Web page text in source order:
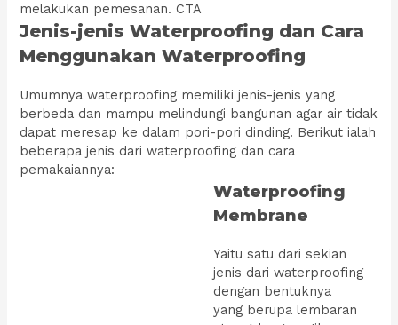
melakukan pemesanan. CTA
Jenis-jenis Waterproofing dan Cara
Menggunakan Waterproofing
Umumnya waterproofing memiliki jenis-jenis yang
berbeda dan mampu melindungi bangunan agar air tidak
dapat meresap ke dalam pori-pori dinding. Berikut ialah
beberapa jenis dari waterproofing dan cara
pemakaiannya:
Waterproofing
Membrane
Yaitu satu dari sekian
jenis dari waterproofing
dengan bentuknya
yang berupa lembaran